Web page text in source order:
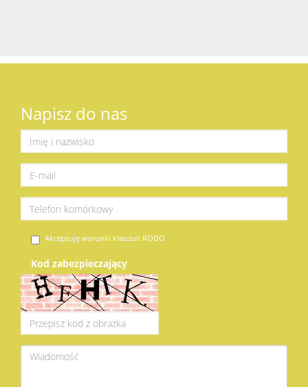
Napisz do nas
Akceptuję warunki klauzuli RODO
Kod zabezpieczający